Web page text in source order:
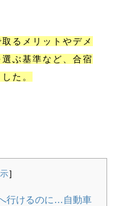
るメリットやデメ
ぶ基準など、合宿
た。
]
行けるのに…自動車